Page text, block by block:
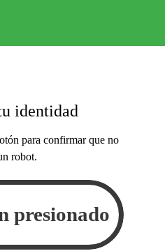
identidad
para confirmar que no
robot.